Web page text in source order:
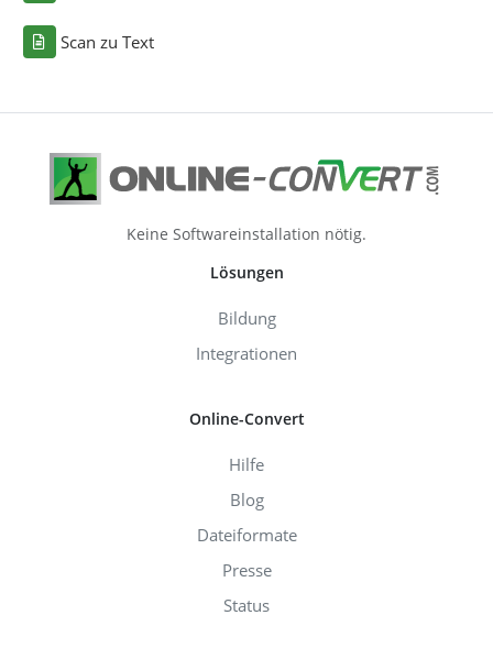
Scan zu Text
Keine Softwareinstallation nötig.
Lösungen
Bildung
Integrationen
Online-Convert
Hilfe
Blog
Dateiformate
Presse
Status